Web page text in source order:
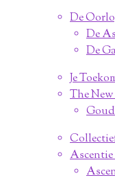
De
De
De
Je
The
Ascentie